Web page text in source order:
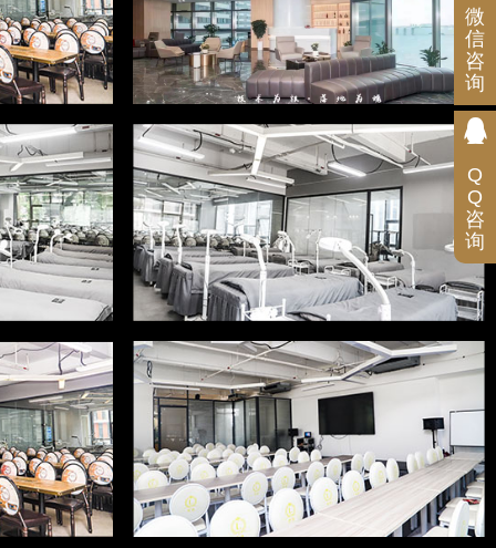
微
信
咨
询
扫
咨
询
Q
Q
咨
询